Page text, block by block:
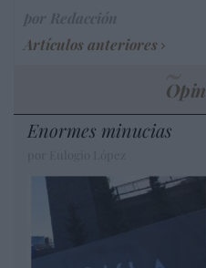
Artículos anteriores
Enormes minucias